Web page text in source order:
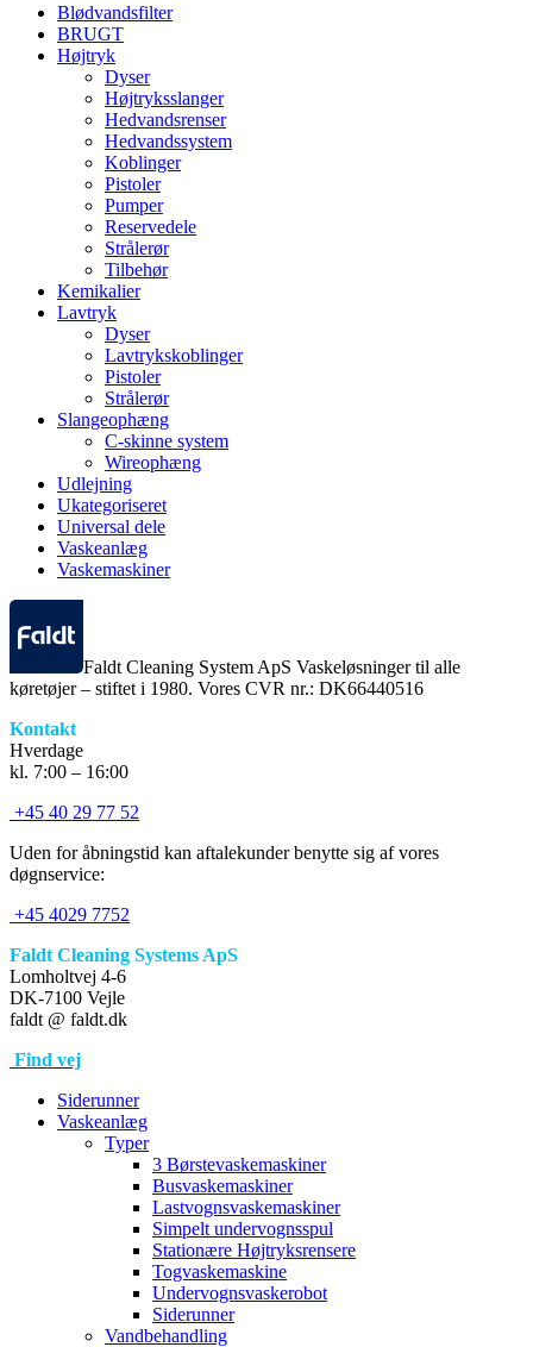
Blødvandsfilter
BRUGT
Højtryk
Dyser
Højtryksslanger
Hedvandsrenser
Hedvandssystem
Koblinger
Pistoler
Pumper
Reservedele
Strålerør
Tilbehør
Kemikalier
Lavtryk
Dyser
Lavtrykskoblinger
Pistoler
Strålerør
Slangeophæng
C-skinne system
Wireophæng
Udlejning
Ukategoriseret
Universal dele
Vaskeanlæg
Vaskemaskiner
Faldt Cleaning System ApS Vaskeløsninger til alle
køretøjer – stiftet i 1980. Vores CVR nr.: DK66440516
Kontakt
Hverdage
kl. 7:00 – 16:00
+45 40 29 77 52
Uden for åbningstid kan aftalekunder benytte sig af vores
døgnservice:
+45 4029 7752
Faldt Cleaning Systems ApS
Lomholtvej 4-6
DK-7100 Vejle
faldt @ faldt.dk
Find vej
Siderunner
Vaskeanlæg
Typer
3 Børstevaskemaskiner
Busvaskemaskiner
Lastvognsvaskemaskiner
Simpelt undervognsspul
Stationære Højtryksrensere
Togvaskemaskine
Undervognsvaskerobot
Siderunner
Vandbehandling